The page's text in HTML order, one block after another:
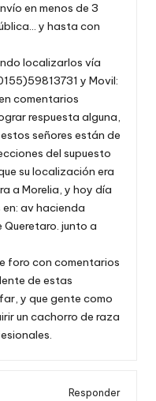
en menos de 3
y hasta con
localizarlos vía
y Movil:
comentarios
respuesta alguna,
señores están de
del supuesto
su localización era
a Morelia, y hoy día
av hacienda
junto a
foro con comentarios
de estas
y que gente como
un cachorro de raza
Responder